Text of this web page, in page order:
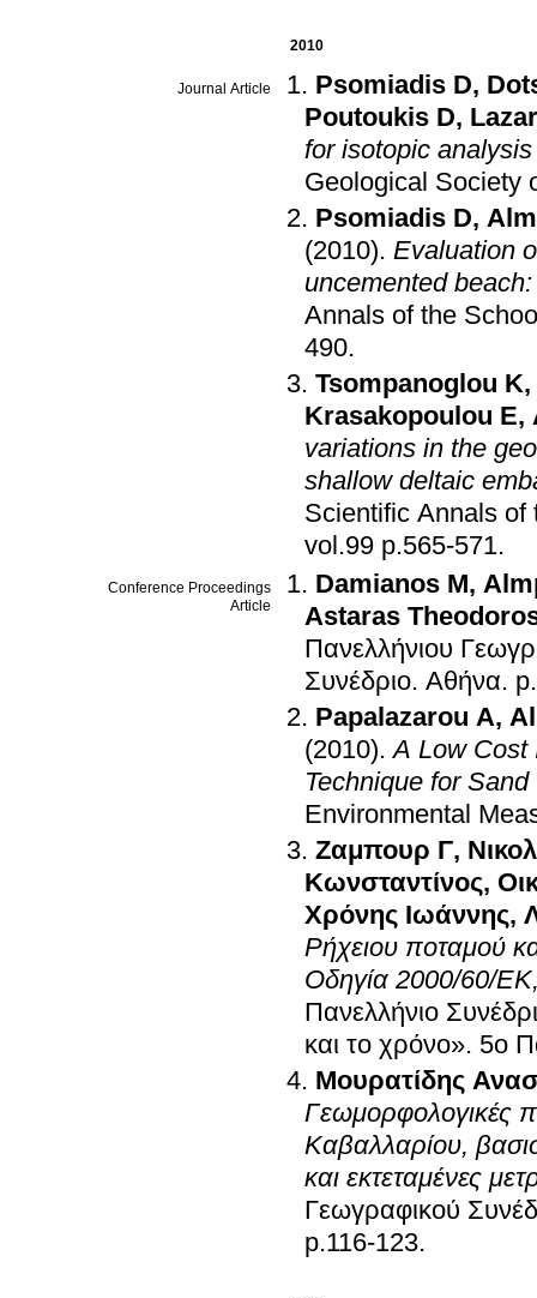
2010
Journal Article Psomiadis D,
Poutoukis D,
for isotopic
Geological Society
Psomiadis D,
(2010). Evaluation
uncemented
Annals of the
490.
Tsompanoglou K,
Krasakopoulou E,
variations in the
shallow deltaic
Scientific Annals of
vol.99 p.565-571.
Conference Proceedings
Article
Damianos M,
Astaras
Πανελλήνιου
Συνέδριο. Αθήνα.
Papalazarou A,
(2010).A Low Cost
Technique for
Environmental
Ζαμπουρ Γ,
Κωνσταντίνος,
Χρόνης Ιωάννης,
Ρήχειου ποταμού
Οδηγία 2000/60/ΕΚ,
Πανελλήνιο
και το χρόνο». 5ο
Μουρατίδης
Γεωμορφολογικές
Καβαλλαρίου,
και εκτεταμένες
Γεωγραφικού
p.116-123.